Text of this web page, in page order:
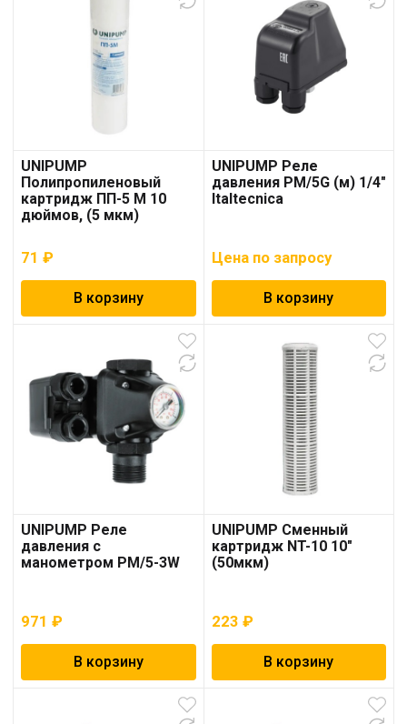
UNIPUMP
Полипропиленовый
картридж ПП-5 М 10
дюймов, (5 мкм)
71 ₽
В корзину
UNIPUMP Реле
давления РМ/5G (м) 1/4″
Italtecnica
Цена по запросу
В корзину
UNIPUMP Реле
давления с
манометром РМ/5-3W
971 ₽
В корзину
UNIPUMP Сменный
картридж NT-10 10″
(50мкм)
223 ₽
В корзину